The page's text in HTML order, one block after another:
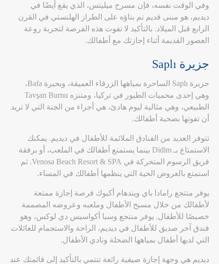
وفي الوقت نفسه، فإن مسرح ميليتس، الذي يقع أيضًا في
ديديم، هو مبنى قديم تم بناؤه على الطراز الهلنستي في القرن
الرابع قبل الميلاد. بالتأكيد لا تفوت هذه الفرصة لتجربة روعة
العصور القديمة أثناء إجازتك مع أطفالك.
جزيرة Saplı
جزيرة Saplı الساحرة بمياهها الزرقاء العميقة، وبحيرة Bafa،
وهي إحدى محميات الطيور في تركيا، ومتنزه Tavşan Burnu
الطبيعي، وهي مثالية ليوم هادئ، هي أجزاء من الجنة التي لا تريد
أن تفوتها بصحبة أطفالك.
تتوفر العديد من الفنادق الملائمة للأطفال في ديديم. يمكنك
الاستمتاع بـ Didim بينما يستمتع أطفالك في الملعب، أو برفقة
فريق الرسوم المتحركة في Venosa Beach Resort & SPA. ثم
استمتع بالعروض الحية التي ينظمها أطفالك في المساء.
يوفر منتجع رامادا باي ويندهام أكبوك فرصة إجازة ممتعة
لأطفالك من خلال مسبح الأطفال وملعبه وعروضه المصممة
خصيصًا للأطفال. يوفر منتجع وسبا أكواسيس دي لوكس، وهو
فندق آخر صديق للأطفال في ديديم، الراحة والاستجمام للعائلات
التي لديها أطفال بمياهها الضحلة ونادي الأطفال.
ديديم هي وجهة إجازة صيفية رائعة تنتمي بالتأكيد إلى قائمتك عند